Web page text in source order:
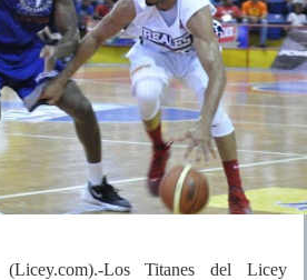
Los Titanes del Licey